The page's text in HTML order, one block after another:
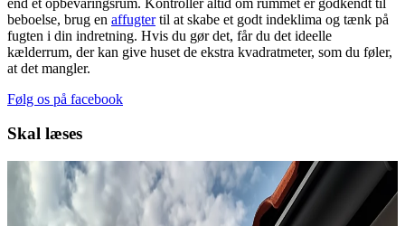
beboelse, brug en affugtertil at skabe et godt indeklima og tænk på
fugten i din indretning. Hvis du gør det, får du det ideelle
kælderrum, der kan give huset de ekstra kvadratmeter, som du føler,
at det mangler.
Følg os på facebook
Skal læses